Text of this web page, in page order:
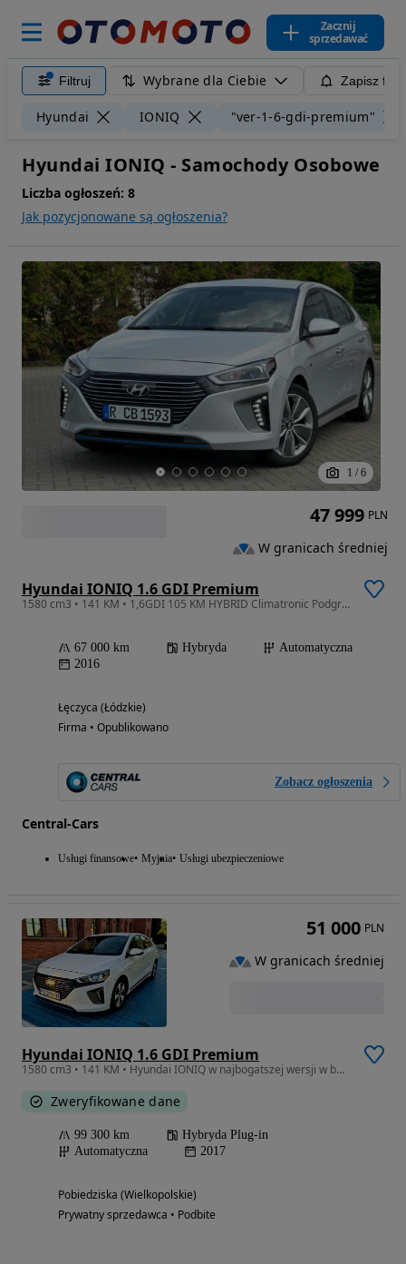
Zacznij
sprzedawać
Filtruj Wybrane dla Ciebie Zapisz
Hyundai IONIQ "ver-1-6-gdi-premium"
Hyundai IONIQ - Samochody Osobowe
Liczba ogłoszeń: 8
Jak pozycjonowane są ogłoszenia?
1 / 6
Hyundai IONIQ 1.6 GDI Premium
1580 cm3 • 141 KM • 1,6GDI 105 KM HYBRID Climatronic Podgrzewane Fotele Sper Stan ASO Raty
67 000 km Hybryda
Automatyczna
2016
Łęczyca (Łódzkie)
Firma • Opublikowano
Zobacz ogłoszenia
Central-Cars
Usługi finansowe Myjnia Usługi ubezpieczeniowe
47 999 PLN
W granicach średniej
Hyundai IONIQ 1.6 GDI Premium
1580 cm3 • 141 KM • Hyundai IONIQ w najbogatszej wersji w bardzo dobrym stanie
Zweryfikowane dane
99 300 km
Hybryda Plug-in
Automatyczna
2017
Pobiedziska (Wielkopolskie)
Prywatny sprzedawca • Podbite
51 000 PLN
W granicach średniej